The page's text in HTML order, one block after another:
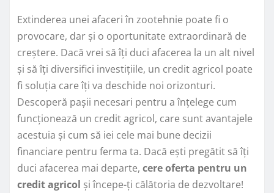
Extinderea unei afaceri în zootehnie poate fi o
provocare, dar și o oportunitate extraordinară de
creștere. Dacă vrei să îți duci afacerea la un alt nivel
și să îți diversifici investițiile, un credit agricol poate
fi soluția care îți va deschide noi orizonturi.
Descoperă pașii necesari pentru a înțelege cum
funcționează un credit agricol, care sunt avantajele
acestuia și cum să iei cele mai bune decizii
financiare pentru ferma ta. Dacă ești pregătit să îți
duci afacerea mai departe, cere oferta pentru un
credit agricol și începe-ți călătoria de dezvoltare!